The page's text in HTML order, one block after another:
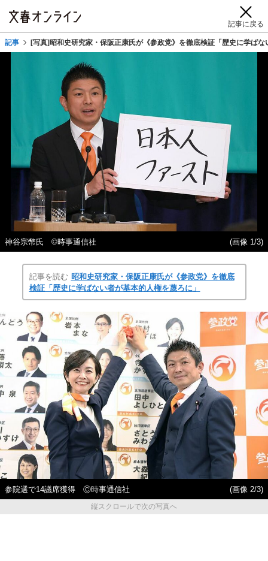
記事に戻る
記事 [写真]昭和史研究家・保阪正康氏が《参政党》を徹底検証「歴史に学ば
神谷宗幣氏 ©時事通信社 (画像 1/3)
記事を読む 昭和史研究家・保阪正康氏が《参政党》を徹底
検証「歴史に学ばない者が基本的人権を蔑ろに」
参院選で14議席獲得 Ⓒ時事通信社
(画像 2/3)
縦スクロールで次の写真へ